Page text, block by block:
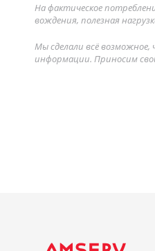
На фактическое
вождения, полезная
Мы сделали всё
информации. Приносим